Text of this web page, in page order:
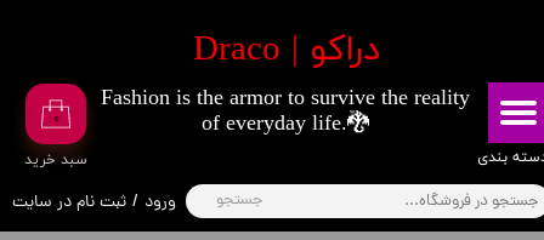
​دراکو | Draco
۰
جستجو ورود / ثبت نام در سایت
تغییر گذر واژه
سفارشات
خروج از حساب کاربری
​سبد خرید
Fashion is the armor to survive the reality
of everyday life.🐉
بندی